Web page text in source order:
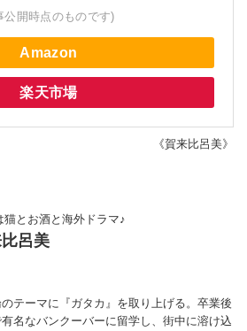
公開時点のものです)
Amazon
楽天市場
《賀来比呂美》
猫とお酒と海外ドラマ♪
呂美
テーマに『ガタカ』を取り上げる。卒業後
名なバンクーバーに留学し、街中に溶け込